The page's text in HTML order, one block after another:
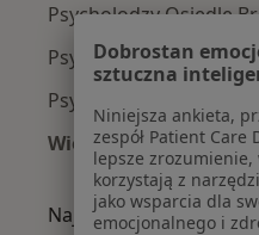
Psycholodzy Osiedle
Psycholodzy Węglin
Psycholodzy Węglin-
Więcej (3)
Więcej w
Najczęście leczone
Dobrostan
sztuczna
Niniejsza ankieta,
zespół Patient
lepsze
korzystają z
jako wsparcia dla
emocjonalnego i